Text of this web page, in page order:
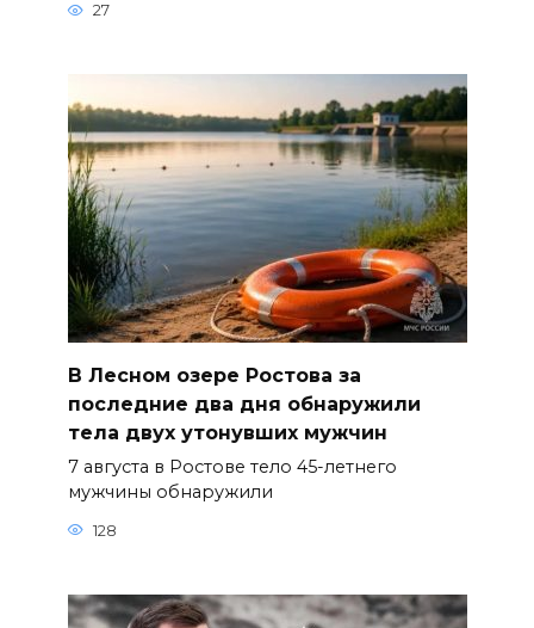
27
В Лесном озере Ростова за
последние два дня обнаружили
тела двух утонувших мужчин
7 августа в Ростове тело 45-летнего
мужчины обнаружили
128